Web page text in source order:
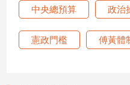
追
星
中央總預算 政治
憲政門檻 傅黃體